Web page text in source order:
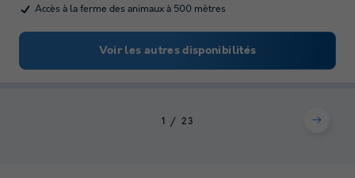
Accès à la ferme des animaux à 500 mètres
Voir les autres disponibilités
1 2 3